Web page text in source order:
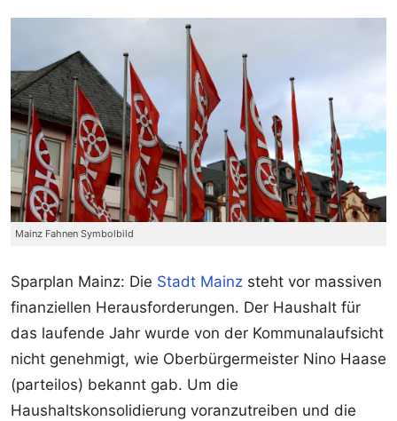
Mainz Fahnen Symbolbild
Sparplan Mainz: Die Stadt Mainz steht vor massiven
finanziellen Herausforderungen. Der Haushalt für
das laufende Jahr wurde von der Kommunalaufsicht
nicht genehmigt, wie Oberbürgermeister Nino Haase
(parteilos) bekannt gab. Um die
Haushaltskonsolidierung voranzutreiben und die